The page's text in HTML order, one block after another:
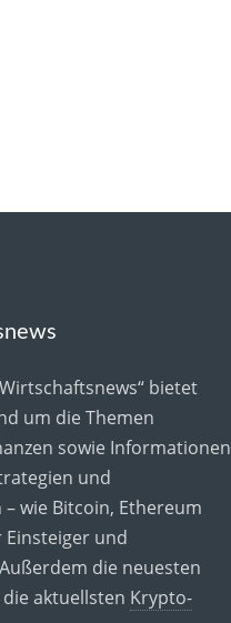
bietet
um die Themen
sowie Informationen
und
wie Bitcoin, Ethereum
und
die neuesten
aktuellsten Krypto-